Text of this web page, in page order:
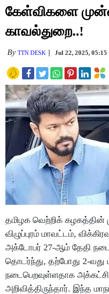
கேள்விகளை
காவல்துறை..!
ByTTN DESK Jul 22, 2025, 05:15
தமிழக வெற்றிக் கழகத்தின்
விழுப்புரம் மாவட்டம்,
அக்டோபர் 27-ஆம் தேதி
தொடர்ந்து, தற்போது 2-வது
நடைபெறவுள்ளதாக
அறிவித்திருந்தார். இந்த